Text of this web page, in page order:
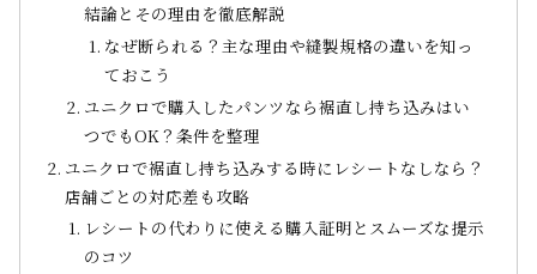
結論とその理由を徹底解説
なぜ断られる？主な理由や縫製規格の違いを知っ
ておこう
ユニクロで購入したパンツなら裾直し持ち込みはい
つでもOK？条件を整理
ユニクロで裾直し持ち込みする時にレシートなしなら？
店舗ごとの対応差も攻略
レシートの代わりに使える購入証明とスムーズな提示
のコツ